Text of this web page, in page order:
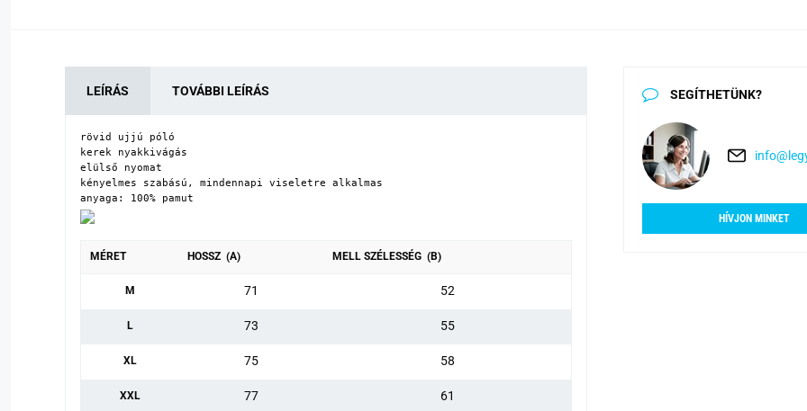
LEÍRÁS TOVÁBBI LEÍRÁS
rövid ujjú póló
kerek nyakkivágás
elülső nyomat
kényelmes szabású, mindennapi viseletre alkalmas
anyaga: 100% pamut
MÉRET HOSSZ (A) MELL SZÉLESSÉG (B)
M 71 52
L 73 55
XL 75 58
XXL 77 61
SEGÍTHETÜNK?
HÍVJON MINKET